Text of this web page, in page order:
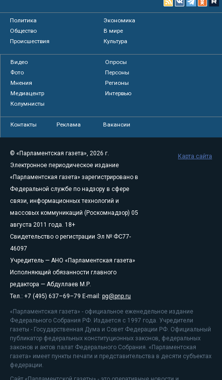
Политика
Экономика
Общество
В мире
Происшествия
Культура
Видео
Опросы
Фото
Персоны
Мнения
Регионы
Медиацентр
Интервью
Колумнисты
Контакты Реклама Вакансии
© «Парламентская газета», 2026 г.
Электронное периодическое издание
«Парламентская газета» зарегистрировано в
Федеральной службе по надзору в сфере
связи, информационных технологий и
массовых коммуникаций (Роскомнадзор) 05
августа 2011 года. 18+
Свидетельство о регистрации Эл № ФС77-
46097
Учредитель — АНО «Парламентская газета»
Исполняющий обязанности главного
редактора — Абдуллаев М.Р.
Тел.: +7 (495) 637–69–79 E-mail: pg@pnp.ru
«Парламентская газета» - официальное еженедельное издание
Федерального Собрания РФ. Издается с 1997 года. Учредители
газеты - Государственная Дума и Совет Федерации РФ. Официальный
публикатор федеральных конституционных законов, федеральных
законов и актов палат Федерального Собрания. «Парламентская
газета» имеет пункты печати и представительства в десяти субъектах
федерации.
Карта сайта